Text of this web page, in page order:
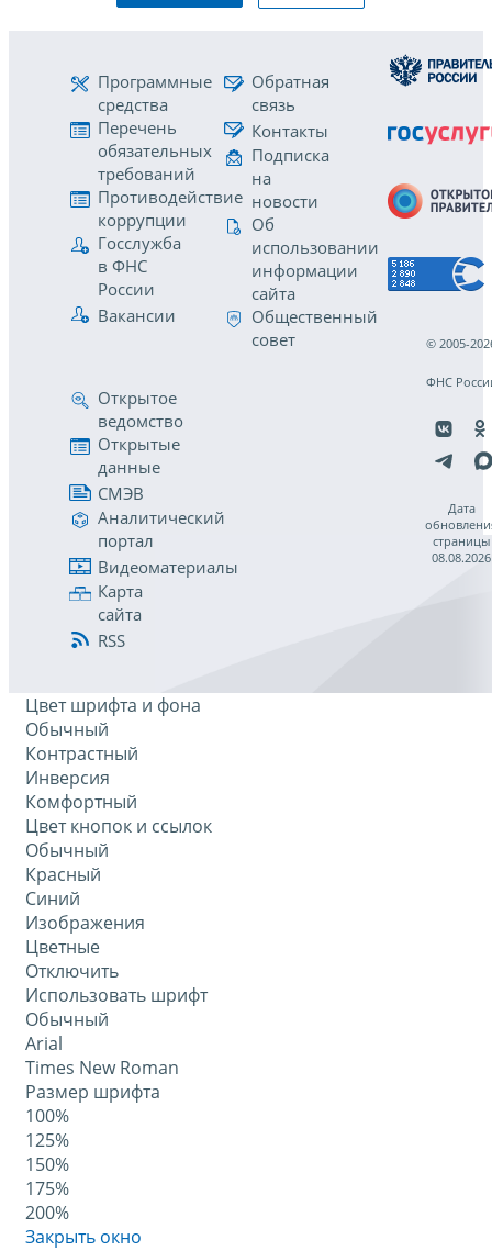
Программные
средства
Перечень
обязательных
требований
Противодействие
коррупции
Госслужба
в ФНС
России
Вакансии
Обратная
связь
Контакты
Подписка
на
новости
Об
использовании
информации
сайта
Общественный
совет
Открытое
ведомство
Открытые
данные
СМЭВ
Аналитический
портал
Видеоматериалы
Карта
сайта
RSS
© 2005-
ФНС
Дата
страницы
08.08.2026
Цвет шрифта и фона
Обычный
Контрастный
Инверсия
Комфортный
Цвет кнопок и ссылок
Обычный
Красный
Синий
Изображения
Цветные
Отключить
Использовать шрифт
Обычный
Arial
Times New Roman
Размер шрифта
100%
125%
150%
175%
200%
Закрыть окно